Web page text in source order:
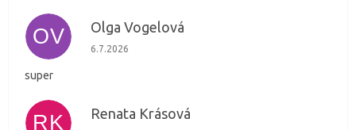
OV Olga Vogelová
Hodnocení obchodu je 5 z 5 hvězdiček.
6.7.2026
super
RK Renata Krásová